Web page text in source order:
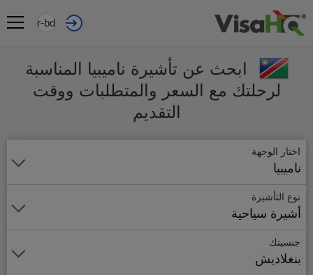
ar-bd
ابحث عن تأشيرة ناميبيا المناسبة
لرحلتك مع السعر والمتطلبات ووقت
التقديم
اختار الوجهة
ناميبيا
نوع التأشيرة
أشيرة سياحية
جنسيتك
بنغلاديش